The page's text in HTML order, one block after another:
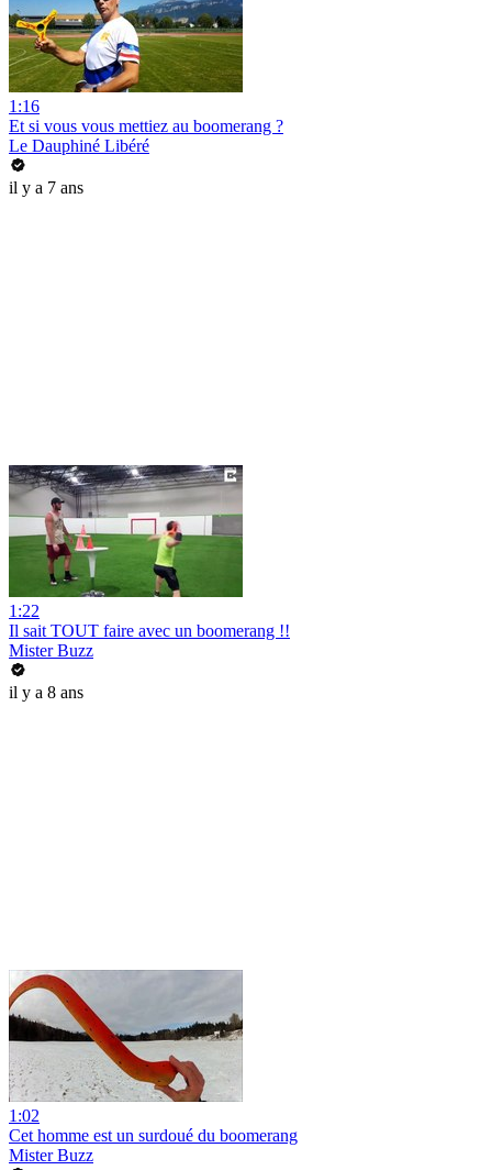
1:16
Et si vous vous mettiez au boomerang ?
Le Dauphiné Libéré
il y a 7 ans
1:22
Il sait TOUT faire avec un boomerang !!
Mister Buzz
il y a 8 ans
1:02
Cet homme est un surdoué du boomerang
Mister Buzz